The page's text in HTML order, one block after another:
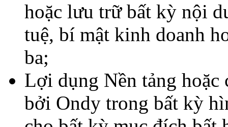
hoặc lưu trữ bất kỳ nội
tuệ, bí mật kinh doanh
ba;
Lợi dụng Nền tảng hoặc
bởi Ondy trong bất kỳ